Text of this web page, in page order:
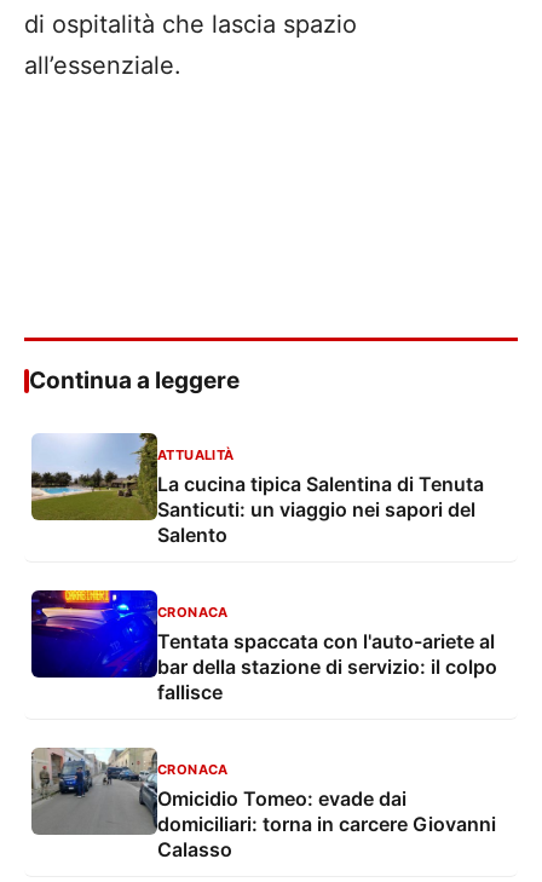
di ospitalità che lascia spazio
all’essenziale.
Continua a leggere
ATTUALITÀ
La cucina tipica Salentina di Tenuta
Santicuti: un viaggio nei sapori del
Salento
CRONACA
Tentata spaccata con l'auto-ariete al
bar della stazione di servizio: il colpo
fallisce
CRONACA
Omicidio Tomeo: evade dai
domiciliari: torna in carcere Giovanni
Calasso